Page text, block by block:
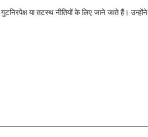
या तटस्थ नीतियों के लिए जाने जाते हैं। उन्होंने